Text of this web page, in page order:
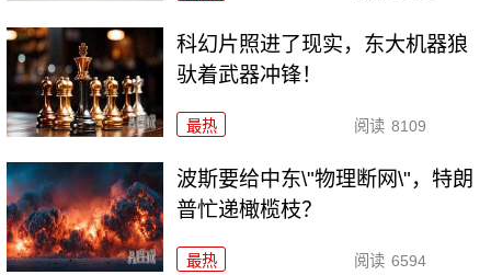
科幻片照进了现实，东大机器狼
驮着武器冲锋！
最热 阅读 8109
波斯要给中东\"物理断网\"，特朗
普忙递橄榄枝？
最热 阅读 6594